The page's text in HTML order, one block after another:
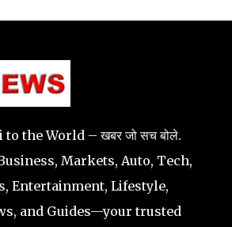
the World – खबर जो सच बोले.
Markets, Auto, Tech,
Entertainment, Lifestyle,
and Guides—your trusted